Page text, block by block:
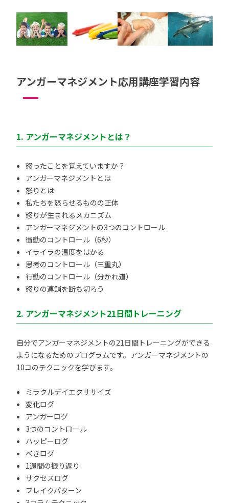
アンガーマネジメント応用講座学習内容
1. アンガーマネジメントとは？
怒ったことを覚えていますか？
アンガーマネジメントとは
怒りとは
私たちを怒らせるものの正体
怒りが生まれるメカニズム
アンガーマネジメントの3つのコントロール
衝動のコントロール（6秒）
イライラの温度をはかる
思考のコントロール（三重丸）
行動のコントロール（分かれ道）
怒りの連鎖を断ち切ろう
2. アンガーマネジメント21日間トレーニング
自分でアンガーマネジメントの21日間トレーニングができる
ようになるためのプログラムです。アンガーマネジメントの
10コのテクニックを学びます。
ミラクルデイエクササイズ
変化ログ
アンガーログ
3つのコントロール
ハッピーログ
べきログ
1週間の振り返り
サクセスログ
ブレイクパターン